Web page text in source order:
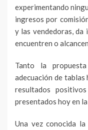
experimentando
ingresos por
y las vendedoras, da
encuentren o
Tanto la
adecuación de tablas
resultados
presentados hoy en la
Una vez conocida la